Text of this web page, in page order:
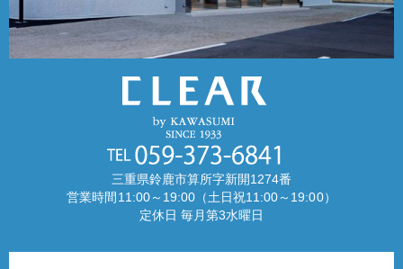
三重県鈴鹿市算所字新開1274番
営業時間11:00～19:00（土日祝11:00～19:00）
定休日 毎月第3水曜日